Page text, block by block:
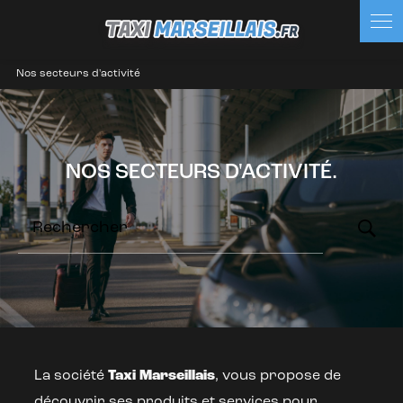
Nos secteurs d'activité
NOS SECTEURS D'ACTIVITÉ.
Rechercher
La société Taxi Marseillais, vous propose de